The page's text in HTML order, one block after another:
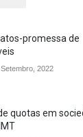
promessa de
2022
quotas em